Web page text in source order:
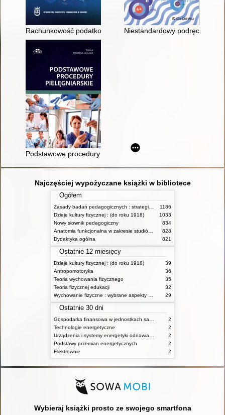
Rachunkowość podatkowa małych firm w pytaniach i
Niestandardowy podręcznik
Podstawowe procedury pielęgniarskie
Najczęściej wypożyczane książki w bibliotece
Ogółem
1186
Dzieje kultury fizycznej : (do roku 1918)
1033
Nowy słownik pedagogiczny
834
828
Dydaktyka ogólna
821
Ostatnie 12 miesięcy
Dzieje kultury fizycznej : (do roku 1918)
39
Antropomotoryka
36
Teoria wychowania fizycznego
35
Teoria fizycznej edukacji
32
29
Ostatnie 30 dni
2
Technologie energetyczne
2
2
Podstawy przemian energetycznych
2
Elektrownie
2
Wybieraj książki prosto ze swojego smartfona